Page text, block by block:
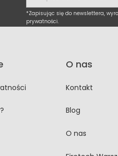
*Zapisując się do newslettera,
prywatności.
O nas
Kontakt
Blog
O nas